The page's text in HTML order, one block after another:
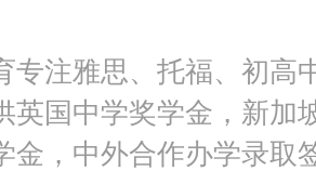
专注雅思、托福、初高
英国中学奖学金，新加
金，中外合作办学录取